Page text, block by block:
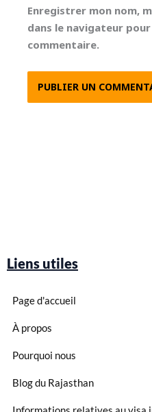
Enregistrer mon nom,
dans le navigateur
commentaire.
Liens utiles
Page d'accueil
À propos
Pourquoi nous
Blog du Rajasthan